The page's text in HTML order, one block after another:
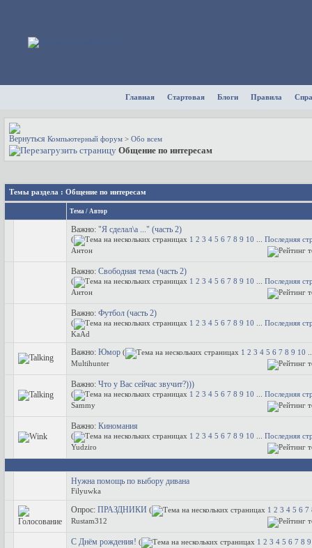
Главная Стартовая Блоги Правила
Компьютерный форум > Обо всем
Общение по интересам
Темы раздела : Общение по интересам
Тема / Автор
Важно: "Я сделал\а ..." (часть 2)
( 1 2 3 4 5 6 7 8 9 10
Последняя
Антон
Важно: Свободная тема (часть 2)
( 1 2 3 4 5 6 7 8 9 10
Последняя
Антон
Важно: Футбол (часть 2)
( 1 2 3 4 5 6 7 8 9 10
Последняя
KaAd
Важно: Юмор ( 1 2 3 4 5 6 7 8 9 10
Multihunter
Важно: Что у Вас сейчас звучит?)))
( 1 2 3 4 5 6 7 8 9 10
Последняя
Sammy
Важно: Киномания
( 1 2 3 4 5 6 7 8 9 10
Последняя
Yudziro
Нужна помощь по выбору дивана
Filyuwka
Опрос: ПРАЗДНИКИ ( 1 2 3 4 5 6 7
Rustam312
C Днём рождения! ( 1 2 3 4 5 6 7 8 9